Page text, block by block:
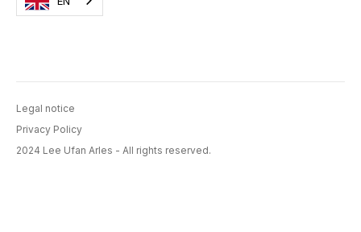
Legal notice
Privacy Policy
2024 Lee Ufan Arles - All rights reserved.